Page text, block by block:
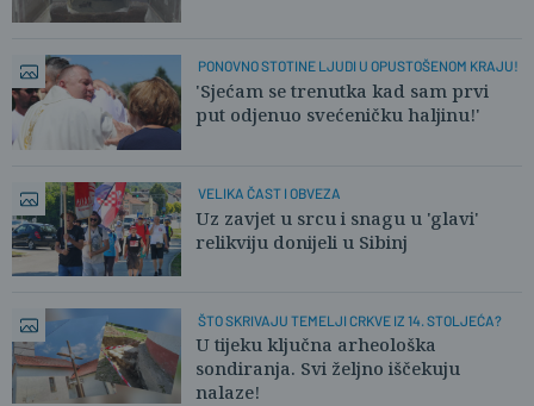
PONOVNO STOTINE LJUDI U OPUSTOŠENOM KRAJU!
'Sjećam se trenutka kad sam prvi
put odjenuo svećeničku haljinu!'
VELIKA ČAST I OBVEZA
Uz zavjet u srcu i snagu u 'glavi'
relikviju donijeli u Sibinj
ŠTO SKRIVAJU TEMELJI CRKVE IZ 14. STOLJEĆA?
U tijeku ključna arheološka
sondiranja. Svi željno iščekuju
nalaze!